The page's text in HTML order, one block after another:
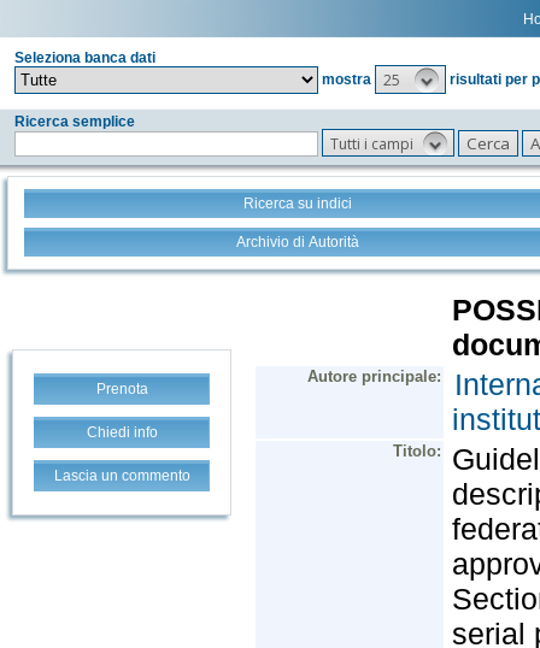
Seleziona banca dati
mostra
25 risultati per
Ricerca semplice
Tutti i campi
Ricerca su indici
Archivio di Autorità
Prenota
Chiedi info
Lascia un commento